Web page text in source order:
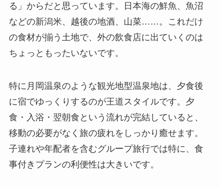
る」からだと思っています。日本海の鮮魚、魚沼
などの新潟米、越後の地酒、山菜……。これだけ
の食材が揃う土地で、外の飲食店に出ていくのは
ちょっともったいないです。
特に月岡温泉のような観光地型温泉地は、夕食後
に宿でゆっくりするのが王道スタイルです。夕
食・入浴・翌朝食という流れが完結していると、
移動の必要がなく旅の疲れをしっかり癒せます。
子連れや年配者を含むグループ旅行では特に、食
事付きプランの利便性は大きいです。